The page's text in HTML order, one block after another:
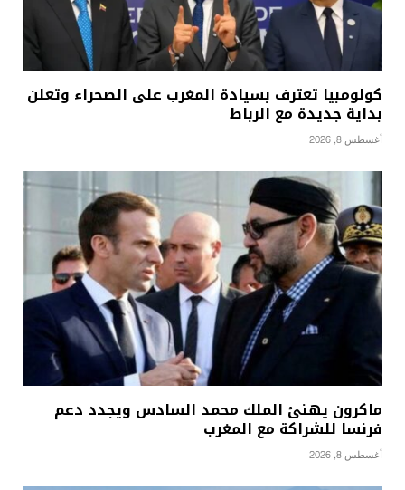
كولومبيا تعترف بسيادة المغرب على الصحراء وتعلن
بداية جديدة مع الرباط
أغسطس 8, 2026
ماكرون يهنئ الملك محمد السادس ويجدد دعم
فرنسا للشراكة مع المغرب
أغسطس 8, 2026